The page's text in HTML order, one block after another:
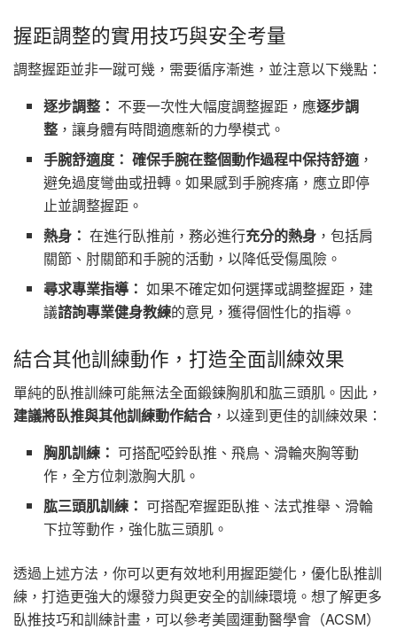
握距調整的實用技巧與安全考量
調整握距並非一蹴可幾，需要循序漸進，並注意以下幾點：
逐步調整： 不要一次性大幅度調整握距，應逐步調
整 ，讓身體有時間適應新的力學模式。
手腕舒適度： 確保手腕在整個動作過程中保持舒適 ，
避免過度彎曲或扭轉。如果感到手腕疼痛，應立即停
止並調整握距。
熱身： 在進行臥推前，務必進行充分的熱身 ，包括肩
關節、肘關節和手腕的活動，以降低受傷風險。
尋求專業指導： 如果不確定如何選擇或調整握距，建
議諮詢專業健身教練的意見，獲得個性化的指導。
結合其他訓練動作，打造全面訓練效果
單純的臥推訓練可能無法全面鍛鍊胸肌和肱三頭肌。因此，
建議將臥推與其他訓練動作結合 ，以達到更佳的訓練效果：
胸肌訓練： 可搭配啞鈴臥推、飛鳥、滑輪夾胸等動
作，全方位刺激胸大肌。
肱三頭肌訓練： 可搭配窄握距臥推、法式推舉、滑輪
下拉等動作，強化肱三頭肌。
透過上述方法，你可以更有效地利用握距變化，優化臥推訓
練，打造更強大的爆發力與更安全的訓練環境。想了解更多
臥推技巧和訓練計畫，可以參考美國運動醫學會（ACSM）